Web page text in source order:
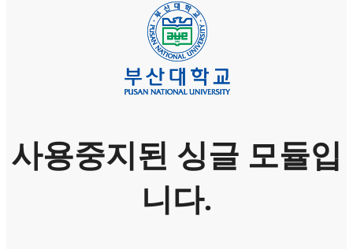
사용중지된 싱글 모듈입
니다.